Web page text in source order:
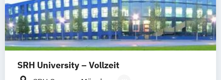
SRH University – Vollzeit